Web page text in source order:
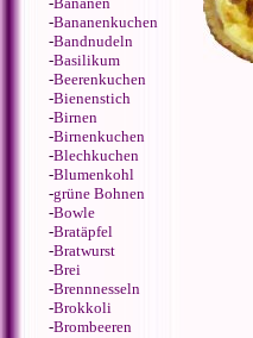
-Bananenkuchen
-Bandnudeln
-Basilikum
-Beerenkuchen
-Bienenstich
-Birnen
-Birnenkuchen
-Blechkuchen
-Blumenkohl
-grüne Bohnen
-Bowle
-Bratäpfel
-Bratwurst
-Brei
-Brennnesseln
-Brokkoli
-Brombeeren